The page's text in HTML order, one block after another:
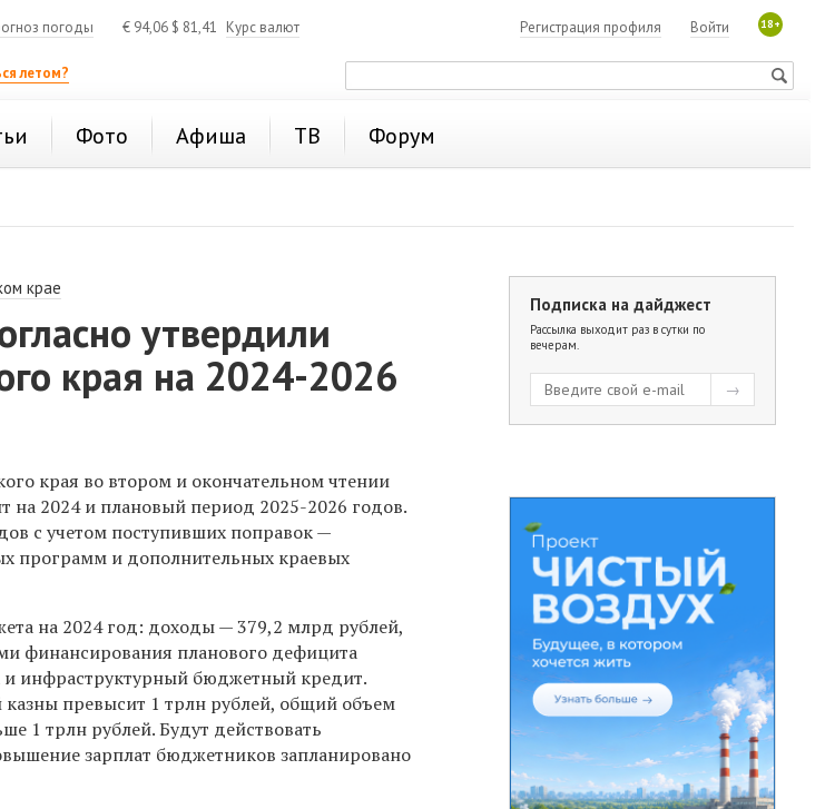
погоды € 94,06 $ 81,41 Курс валют 18+
Войти
Регистрация профиля
летом?
Фото Афиша ТВ Форум
крае
утвердили
края на 2024-2026
края во втором и окончательном чтении
2024 и плановый период 2025-2026 годов.
с учетом поступивших поправок —
программ и дополнительных краевых
на 2024 год: доходы — 379,2 млрд рублей,
финансирования планового дефицита
и инфраструктурный бюджетный кредит.
превысит 1 трлн рублей, общий объем
1 трлн рублей. Будут действовать
зарплат бюджетников запланировано
Подписка на дайджест
Рассылка выходит раз в сутки по
вечерам.